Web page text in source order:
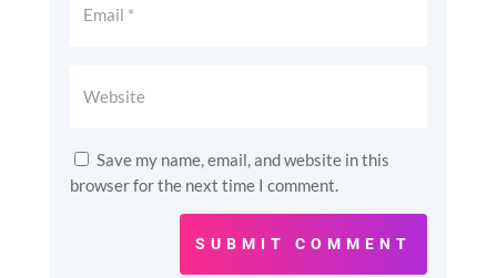
Save my name, email, and website in this
browser for the next time I comment.
SUBMIT COMMENT